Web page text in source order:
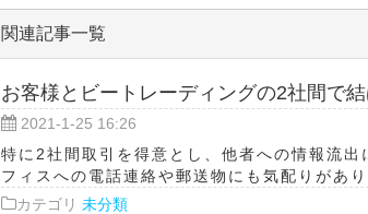
関連記事一覧
お客様とビートレーディングの2社間で
2021-1-25 16:26
特に2社間取引を得意とし、他者への情報流
フィスへの電話連絡や郵送物にも気配りがあ
カテゴリ 未分類